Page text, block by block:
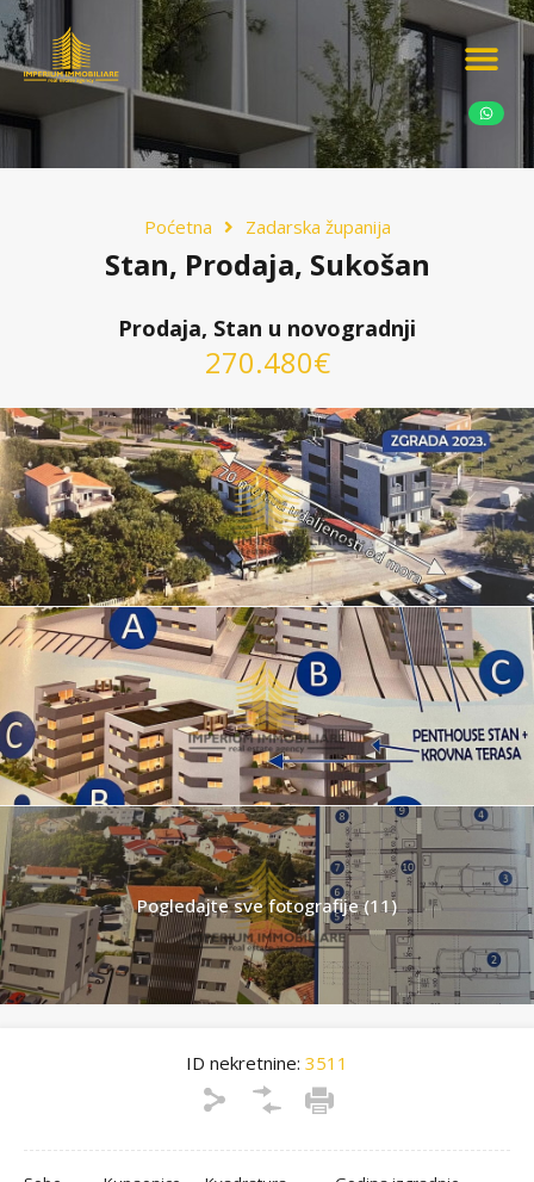
Poćetna Zadarska županija
Stan, Prodaja, Sukošan
Prodaja, Stan u novogradnji
270.480€
Pogledajte sve fotografije (11)
ID nekretnine: 3511